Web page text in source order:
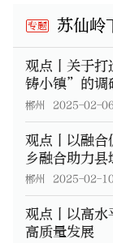
专题 苏仙岭
观点丨关于
铸小镇”的调
郴州 2025-02-
观点丨以融
乡融合助力
考
郴州 2025-02-
观点丨以高水
高质量发展